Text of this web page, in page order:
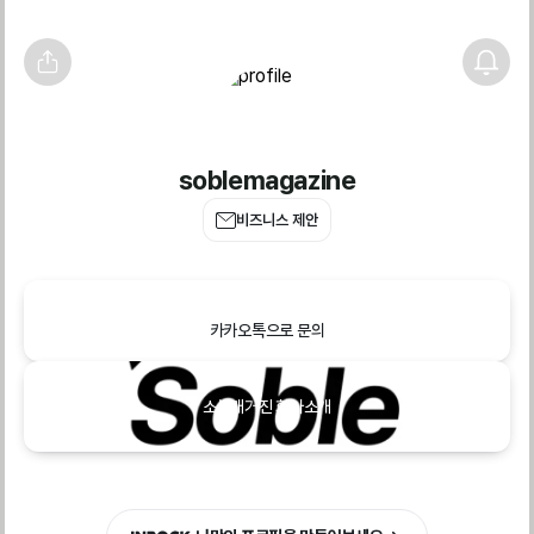
soblemagazine
비즈니스 제안
카카오톡으로 문의
소블매거진 회사소개